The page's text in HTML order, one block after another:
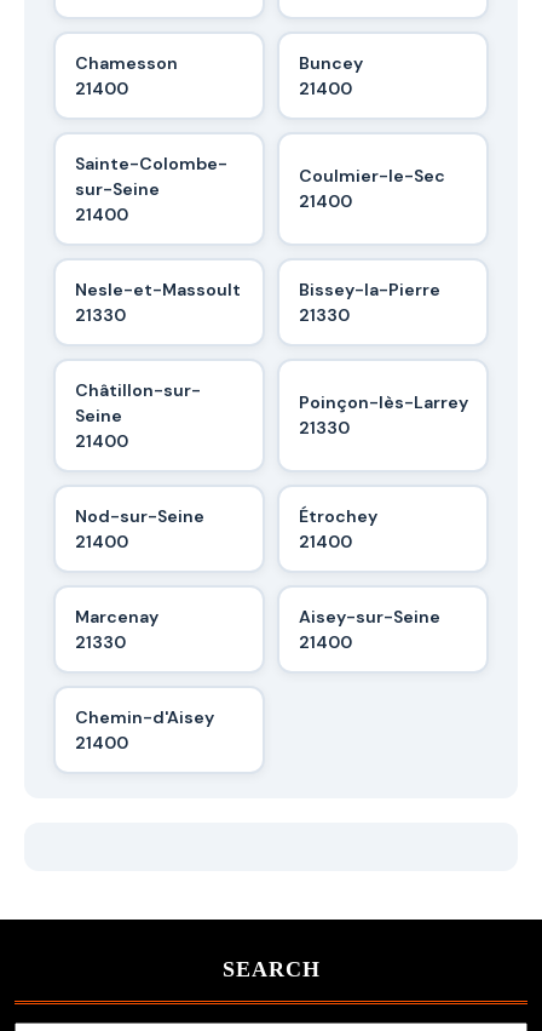
Chamesson
21400
Buncey
21400
Sainte-Colombe-
sur-Seine
21400
Coulmier-le-Sec
21400
Nesle-et-Massoult
21330
Bissey-la-Pierre
21330
Châtillon-sur-
Seine
21400
Poinçon-lès-Larrey
21330
Nod-sur-Seine
21400
Étrochey
21400
Marcenay
21330
Aisey-sur-Seine
21400
Chemin-d'Aisey
21400
SEARCH